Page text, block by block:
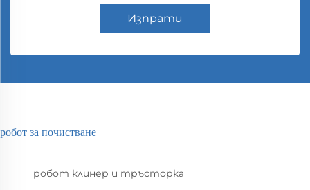
Изпрати
робот за почистване
робот клинер и тръсторка